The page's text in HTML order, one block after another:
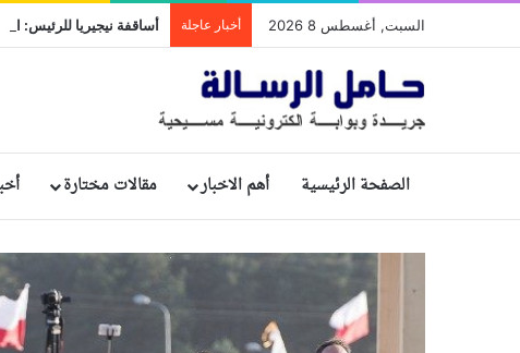
السبت, أغسطس 8 2026 أخبار عاجلة
الصفحة الرئيسية أهم الاخبار مقالات مختارة